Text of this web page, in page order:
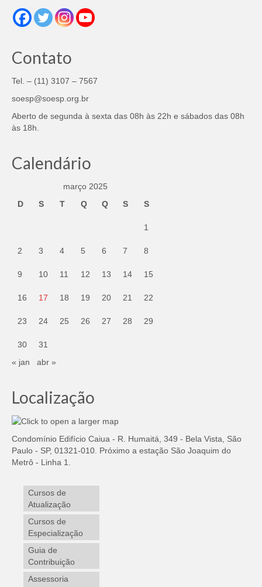
Contato
Tel. – (11) 3107 – 7567
soesp@soesp.org.br
Aberto de segunda à sexta das 08h às 22h e sábados das 08h
às 18h.
Calendário
março 2025
D
S T Q Q S S
1
2 3 4 5 6 7 8
9 10 11 12 13 14 15
16 17 18 19 20 21 22
23 24 25 26 27 28 29
30
31
« jan
abr »
Localização
Condomínio Edifício Caiua - R. Humaitá, 349 - Bela Vista, São
Paulo - SP, 01321-010. Próximo a estação São Joaquim do
Metrô - Linha 1.
Cursos de
Atualização
Cursos de
Especialização
Guia de
Contribuição
Assessoria